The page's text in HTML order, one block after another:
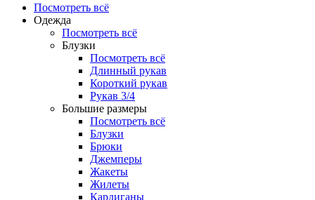
Посмотреть всё
Одежда
Посмотреть всё
Блузки
Посмотреть всё
Длинный рукав
Короткий рукав
Рукав 3/4
Большие размеры
Посмотреть всё
Блузки
Брюки
Джемперы
Жакеты
Жилеты
Кардиганы